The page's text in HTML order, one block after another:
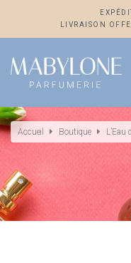
LIVRAISON
Accueil Boutique L’Eau